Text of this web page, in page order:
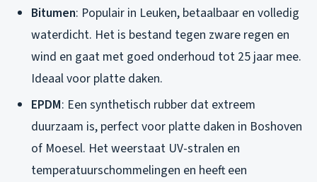
Bitumen: Populair in Leuken, betaalbaar en volledig
waterdicht. Het is bestand tegen zware regen en
wind en gaat met goed onderhoud tot 25 jaar mee.
Ideaal voor platte daken.
EPDM: Een synthetisch rubber dat extreem
duurzaam is, perfect voor platte daken in Boshoven
of Moesel. Het weerstaat UV-stralen en
temperatuurschommelingen en heeft een